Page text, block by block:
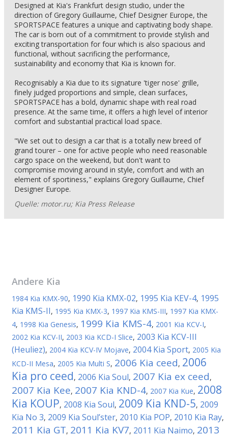
Designed at Kia's Frankfurt design studio, under the
direction of Gregory Guillaume, Chief Designer Europe, the
SPORTSPACE features a unique and captivating body shape.
The car is born out of a commitment to provide stylish and
exciting transportation for four which is also spacious and
functional, without sacrificing the performance,
sustainability and economy that Kia is known for.
Recognisably a Kia due to its signature 'tiger nose' grille,
finely judged proportions and simple, clean surfaces,
SPORTSPACE has a bold, dynamic shape with real road
presence. At the same time, it offers a high level of interior
comfort and substantial practical load space.
"We set out to design a car that is a totally new breed of
grand tourer – one for active people who need reasonable
cargo space on the weekend, but don't want to
compromise moving around in style, comfort and with an
element of sportiness," explains Gregory Guillaume, Chief
Designer Europe.
Quelle: motor.ru; Kia Press Release
Andere Kia
1984 Kia KMX-90, 1990 Kia KMX-02, 1995 Kia KEV-4, 1995
Kia KMS-II, 1995 Kia KMX-3, 1997 Kia KMS-III, 1997 Kia KMX-
4, 1998 Kia Genesis, 1999 Kia KMS-4, 2001 Kia KCV-I,
2002 Kia KCV-II, 2003 Kia KCD-I Slice, 2003 Kia KCV-III
(Heuliez), 2004 Kia KCV-IV Mojave, 2004 Kia Sport, 2005 Kia
KCD-II Mesa, 2005 Kia Multi S, 2006 Kia ceed, 2006
Kia pro ceed, 2006 Kia Soul, 2007 Kia ex ceed,
2007 Kia Kee, 2007 Kia KND-4, 2007 Kia Kue, 2008
Kia KOUP, 2008 Kia Soul, 2009 Kia KND-5, 2009
Kia No 3, 2009 Kia Soul’ster, 2010 Kia POP, 2010 Kia Ray,
2011 Kia GT, 2011 Kia KV7, 2011 Kia Naimo, 2013